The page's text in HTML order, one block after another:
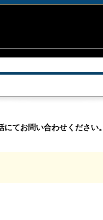
てお問い合わせください。